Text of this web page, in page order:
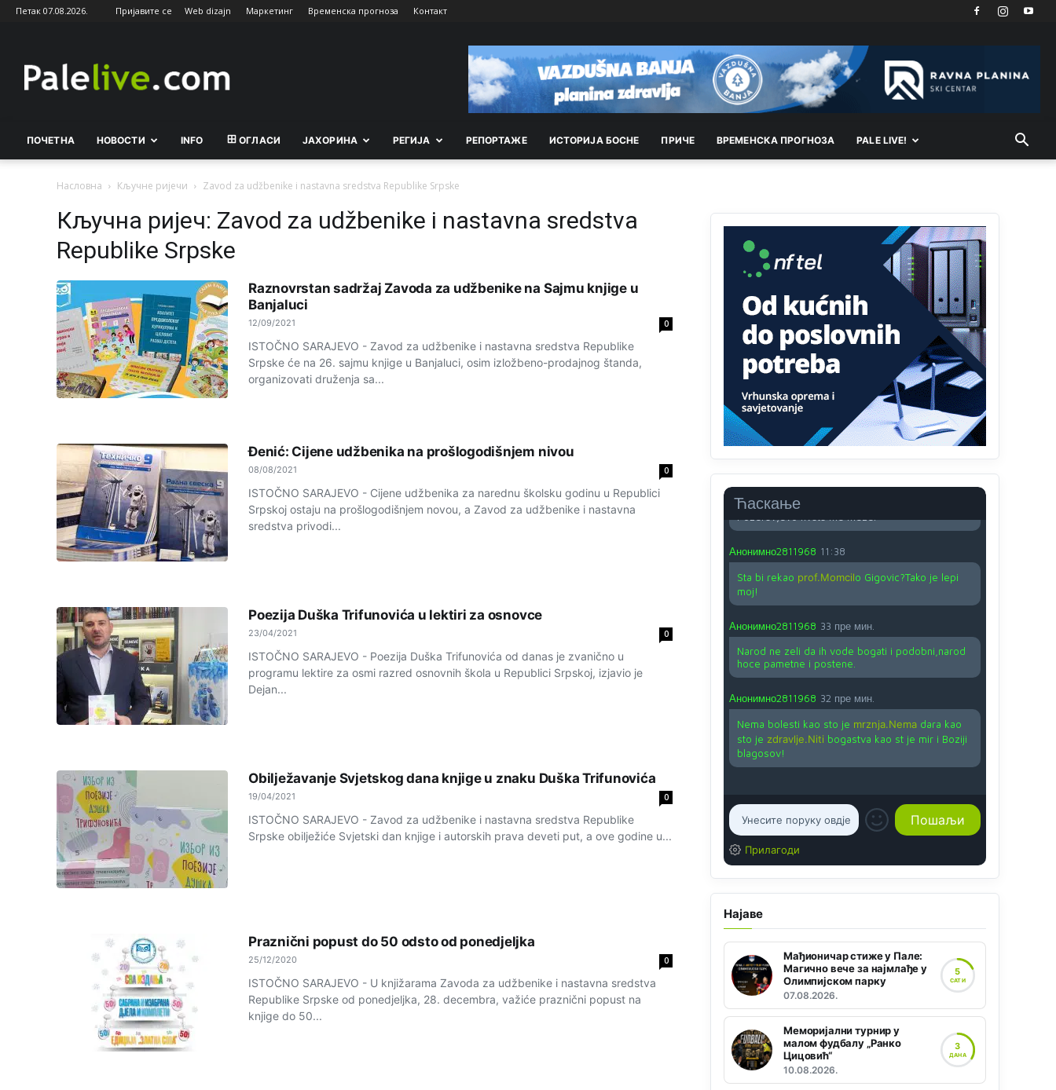
Петак 07.08.2026. Пријавите се Web dizajn Маркетинг Временска прогноза Контакт
ПОЧЕТНА НОВОСТИ INFO ОГЛАСИ ЈАХОРИНА РEГИЈА РEПОРТАЖE ИСТОРИЈА БОСНЕ ПРИЧЕ ВРEМEНСКА ПРОГНОЗА PALE LIVE!
Насловна Кључне ријечи Zavod za udžbenike i nastavna sredstva Republike Srpske
Кључна ријеч: Zavod za udžbenike i nastavna sredstva
Republike Srpske
Raznovrstan sadržaj Zavoda za udžbenike na Sajmu knjige u
Banjaluci
12/09/2021 0
ISTOČNO SARAJEVO - Zavod za udžbenike i nastavna sredstva Republike
Srpske će na 26. sajmu knjige u Banjaluci, osim izložbeno-prodajnog štanda,
organizovati druženja sa...
Đenić: Cijene udžbenika na prošlogodišnjem nivou
08/08/2021 0
ISTOČNO SARAJEVO - Cijene udžbenika za narednu školsku godinu u Republici
Srpskoj ostaju na prošlogodišnjem novou, a Zavod za udžbenike i nastavna
sredstva privodi...
Poezija Duška Trifunovića u lektiri za osnovce
23/04/2021 0
ISTOČNO SARAJEVO - Poezija Duška Trifunovića od danas je zvanično u
programu lektire za osmi razred osnovnih škola u Republici Srpskoj, izjavio je
Dejan...
Obilježavanje Svjetskog dana knjige u znaku Duška Trifunovića
19/04/2021 0
ISTOČNO SARAJEVO - Zavod za udžbenike i nastavna sredstva Republike
Srpske obilježiće Svjetski dan knjige i autorskih prava deveti put, a ove godine u...
Praznični popust do 50 odsto od ponedjeljka
25/12/2020 0
ISTOČNO SARAJEVO - U knjižarama Zavoda za udžbenike i nastavna sredstva
Republike Srpske od ponedjeljka, 28. decembra, važiće praznični popust na
knjige do 50...
Ћаскање
Анонимно2810587 11:11
vjeka,neko rece za Radovana i Ratka kaki su oni
srbi...i poce dalje da besjedi znam ja dobro sta je
bilo u Ag-ci...
Анонимно2810587
Proguglajte
Анонимно2810587 11:21
O kako su cudni lvi ljudi,uzeli bi sve da mogu...a
ja srce svima fajem,radujem se tudjoj sreci.I ko
ima i ko nema na iso ce mjesto leci!
Анонимно2810587
Nije u svijetu problem,nahraniti siromasnd,kako
nahraniti bogate!?
Анонимно2810587
Анонимно2811968 11:38
Sta bi rekao prof.Momcilo Gigovic?Tako je lepi
moj!
Анонимно2811968 33 пре мин.
Narod ne zeli da ih vode bogati i podobni,narod
hoce pametne i postene.
Анонимно2811968 32 пре мин.
Nema bolesti kao sto je mrznja.Nemadara kao
sto je zdravlje.Niti bogastva kao st je mir i Boziji
blagosov!
Прилагоди
Најаве
Мађионичар стиже у Пале:
Магично вече за најмлађе у
Олимпијском парку
07.08.2026.
5
САТИ
Меморијални турнир у
малом фудбалу „Ранко
Цицовић“
10.08.2026.
3
ДАНА